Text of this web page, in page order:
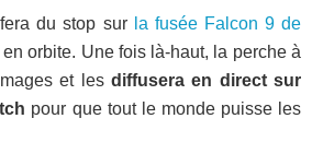
du stop surla fusée Falcon 9 de
orbite. Une fois là-haut, la perche à
et lesdiffusera en direct sur
pour que tout le monde puisse les